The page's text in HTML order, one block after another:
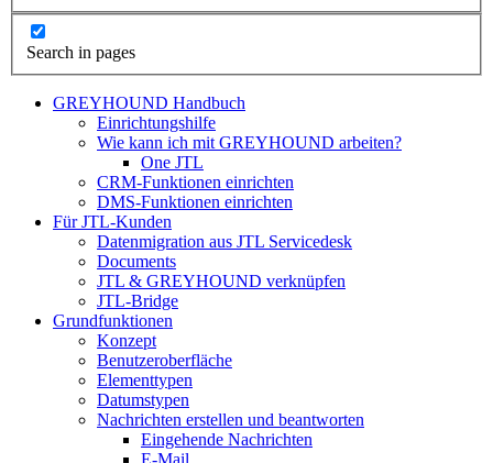
Search in pages
GREYHOUND Handbuch
Einrichtungshilfe
Wie kann ich mit GREYHOUND arbeiten?
One JTL
CRM-Funktionen einrichten
DMS-Funktionen einrichten
Für JTL-Kunden
Datenmigration aus JTL Servicedesk
Documents
JTL & GREYHOUND verknüpfen
JTL-Bridge
Grundfunktionen
Konzept
Benutzeroberfläche
Elementtypen
Datumstypen
Nachrichten erstellen und beantworten
Eingehende Nachrichten